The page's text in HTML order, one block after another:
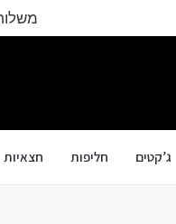
משלוח
ג’קטים חליפות חצאיות